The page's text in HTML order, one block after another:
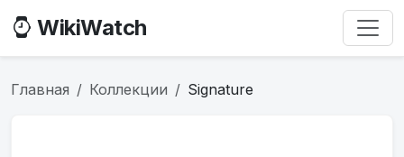
WikiWatch
Главная Коллекции Signature